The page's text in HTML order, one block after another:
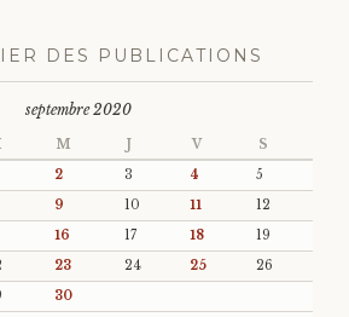
DES PUBLICATIONS
septembre 2020
M V S
2 3 4
5
9 10 11
12
16 17 18
19
23 24 25
26
30